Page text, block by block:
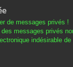
de messages privés !
messages privés
indésirable